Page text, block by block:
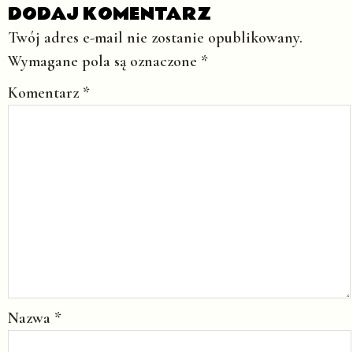
DODAJ KOMENTARZ
Twój adres e-mail nie zostanie opublikowany.
Wymagane pola są oznaczone *
Komentarz *
Nazwa *